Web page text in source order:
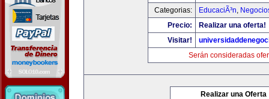
Categorias:
EducaciÃ³n,
Precio:
Realizar una oferta!
Visitar!
Serán consideradas
Realizar una Oferta